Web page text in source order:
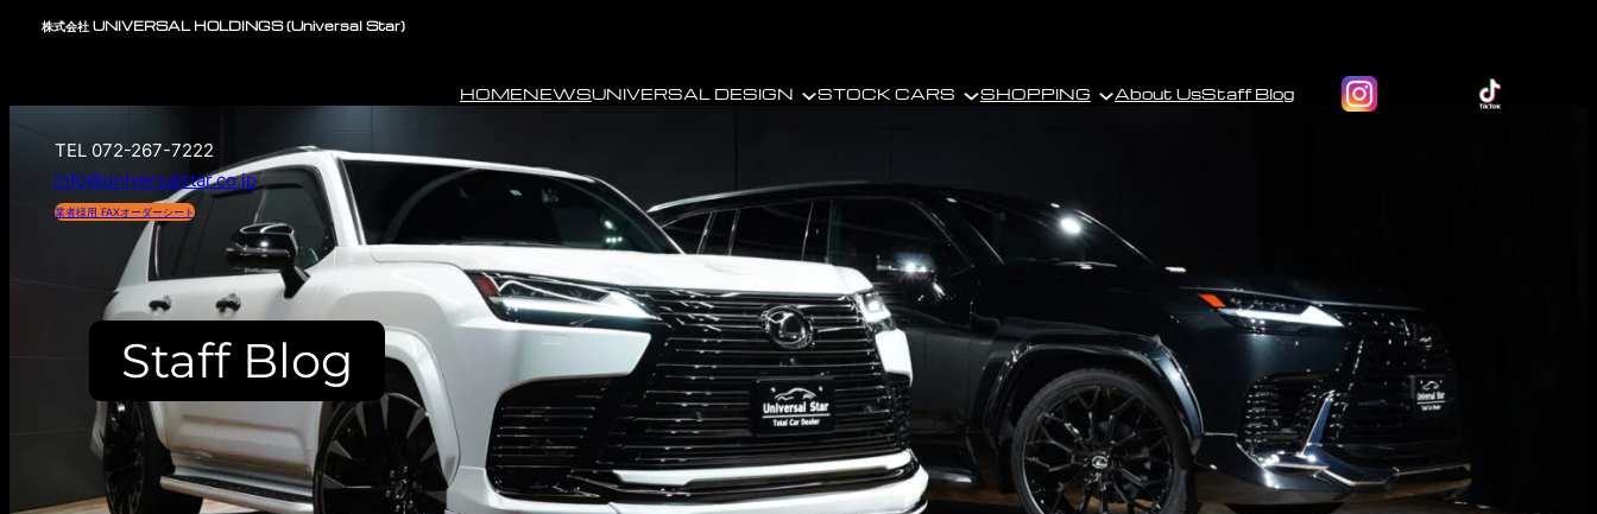
ス
株式会社 UNIVERSAL HOLDINGS (Universal Star)
HOMENEWSUNIVERSAL DESIGN STOCK CARS SHOPPING About UsStaff Blog
TEL 072-267-7222
info@universalstar.co.jp
業者様用 FAXオーダーシート
Staff Blog